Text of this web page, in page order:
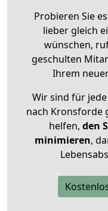
Probieren Sie
lieber gleich
wünschen,
geschulten
Ihrem
Wir sind für
nach Kronsforde
helfen, den
minimieren,